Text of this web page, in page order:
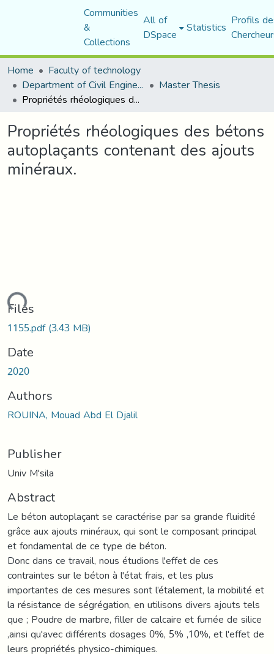
Communities
&
Collections
All of
DSpace Statistics Profils
Home
Faculty of technology
Department of Civil Engineering Master Thesis
Propriétés rhéologiques des bétons autoplaçants contenant des ajouts minéraux.
Propriétés rhéologiques des bétons
autoplaçants contenant des ajouts
minéraux.
Files
1155.pdf(3.43 MB)
Date
2020
Authors
ROUINA, Mouad Abd El Djalil
Publisher
Univ M'sila
Abstract
Le béton autoplaçant se caractérise par sa grande fluidité
grâce aux ajouts minéraux, qui sont le composant principal
et fondamental de ce type de béton.
Donc dans ce travail, nous étudions l'effet de ces
contraintes sur le béton à l'état frais, et les plus
importantes de ces mesures sont l’étalement, la mobilité et
la résistance de ségrégation, en utilisons divers ajouts tels
que ; Poudre de marbre, filler de calcaire et fumée de silice
,ainsi qu'avec différents dosages 0%, 5% ,10%, et l'effet de
leurs propriétés physico-chimiques.